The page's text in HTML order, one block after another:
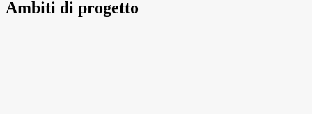
Ambiti di progetto